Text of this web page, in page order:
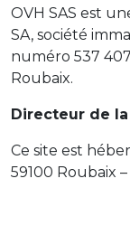
OVH SAS est
SA, société
numéro 537
Roubaix.
Directeur de
Ce site est
59100 Roubaix